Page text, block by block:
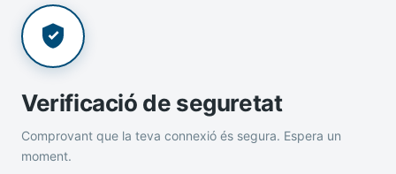
Verificació de seguretat
Comprovant que la teva connexió és segura. Espera un
moment.